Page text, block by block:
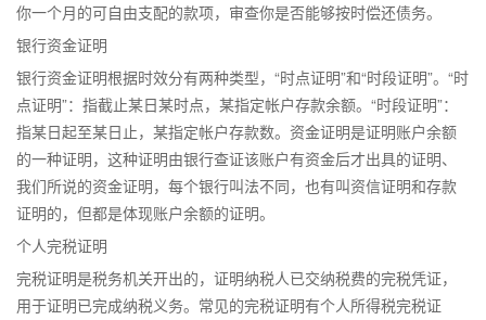
你一个月的可自由支配的款项，审查你是否能够按时偿还债务。
银行资金证明
银行资金证明根据时效分有两种类型，“时点证明”和“时段证明”。“时
点证明”：指截止某日某时点，某指定帐户存款余额。“时段证明”：
指某日起至某日止，某指定帐户存款数。资金证明是证明账户余额
的一种证明，这种证明由银行查证该账户有资金后才出具的证明、
我们所说的资金证明，每个银行叫法不同，也有叫资信证明和存款
证明的，但都是体现账户余额的证明。
个人完税证明
完税证明是税务机关开出的，证明纳税人已交纳税费的完税凭证，
用于证明已完成纳税义务。常见的完税证明有个人所得税完税证